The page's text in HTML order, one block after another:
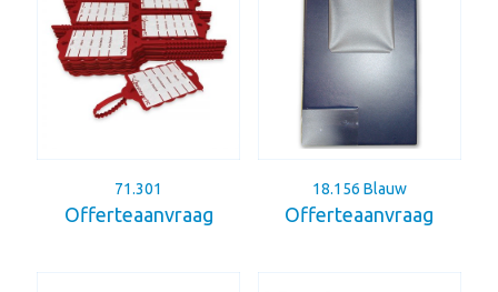
71.301
Offerteaanvraag
18.156 Blauw
Offerteaanvraag